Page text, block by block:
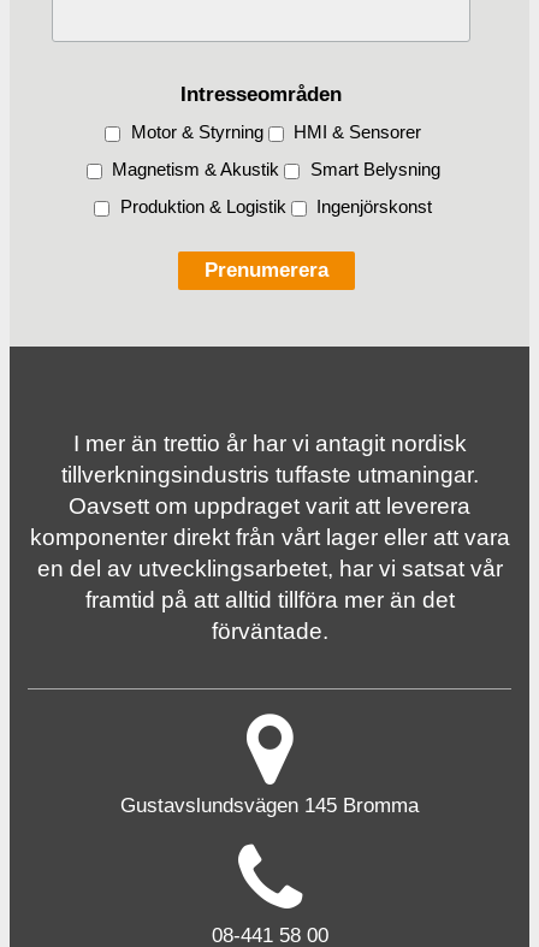
Intresseområden
Motor & Styrning
HMI & Sensorer
Magnetism & Akustik
Smart Belysning
Produktion & Logistik
Ingenjörskonst
I mer än trettio år har vi antagit nordisk
tillverknings­industris tuffaste utmaningar.
Oavsett om uppdraget varit att leverera
komponenter direkt från vårt lager eller att vara
en del av utvecklingsarbetet, har vi satsat vår
framtid på att alltid tillföra mer än det
förväntade.
Gustavslundsvägen 145 Bromma
08-441 58 00